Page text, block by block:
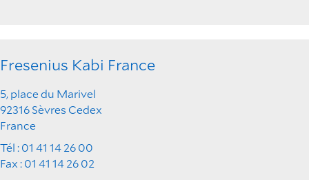
Fresenius Kabi France
5, place du Marivel
92316 Sèvres Cedex
France
Tél : 01 41 14 26 00
Fax : 01 41 14 26 02